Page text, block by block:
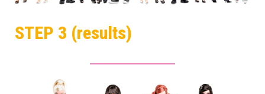
STEP 3 (results)